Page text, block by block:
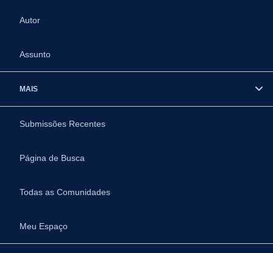
Autor
Assunto
MAIS
Submissões Recentes
Página de Busca
Todas as Comunidades
Meu Espaço